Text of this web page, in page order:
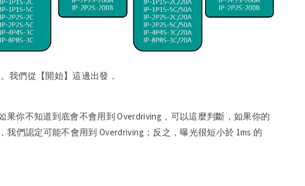
我們從【開始】這邊出發，
果你不知道到底會不會用到 Overdriving，可以這麼判斷，如果你的
們認定可能不會用到 Overdriving；反之，曝光很短小於 1ms 的